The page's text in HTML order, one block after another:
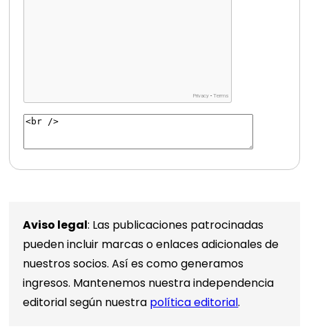
Aviso legal: Las publicaciones patrocinadas
pueden incluir marcas o enlaces adicionales de
nuestros socios. Así es como generamos
ingresos. Mantenemos nuestra independencia
editorial según nuestra política editorial.